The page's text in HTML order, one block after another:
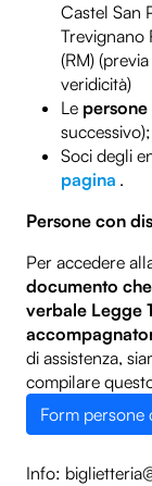
Castel San
Trevignano
(RM)
veridicità)
Le
successivo);
Soci degli
pagina .
Persone con
Per accedere
documento
verbale Legge
di assistenza,
compilare
Form persone
Info: